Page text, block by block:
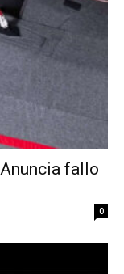
fallo
0